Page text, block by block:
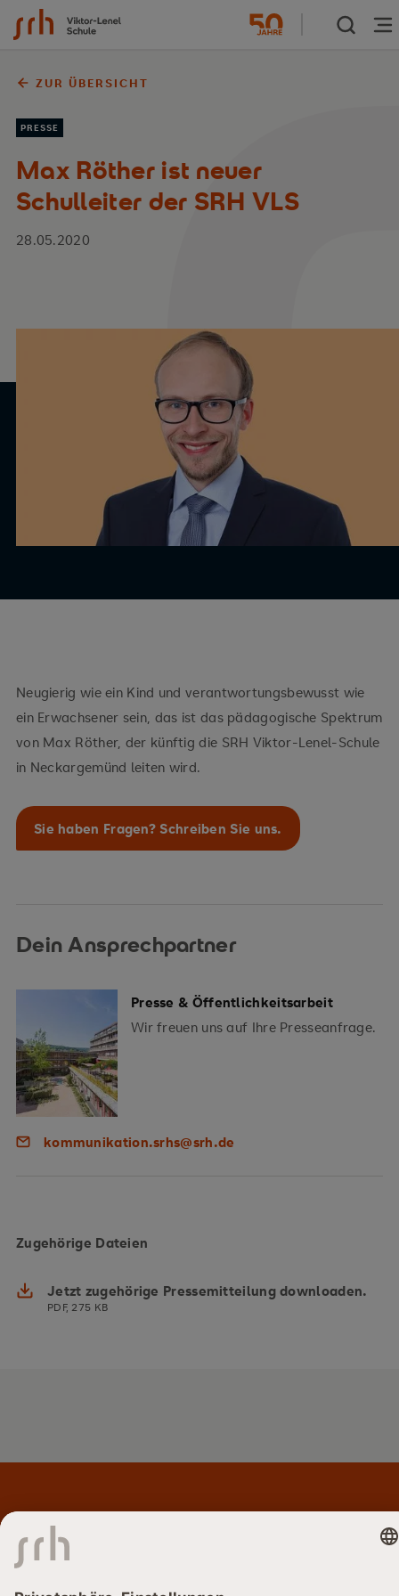
Zum Inhalt springen
ZUR ÜBERSICHT
PRESSE
Max Röther ist neuer
Schulleiter der SRH VLS
28.05.2020
Neugierig wie ein Kind und verantwortungsbewusst wie
ein Erwachsener sein, das ist das pädagogische Spektrum
von Max Röther, der künftig die SRH Viktor-Lenel-Schule
in Neckargemünd leiten wird.
Sie haben Fragen? Schreiben Sie uns.
Dein Ansprechpartner
Presse & Öffentlichkeitsarbeit
Wir freuen uns auf Ihre Presseanfrage.
kommunikation.srhs@srh.de
Zugehörige Dateien
Jetzt zugehörige Pressemitteilung downloaden.
PDF, 275 KB